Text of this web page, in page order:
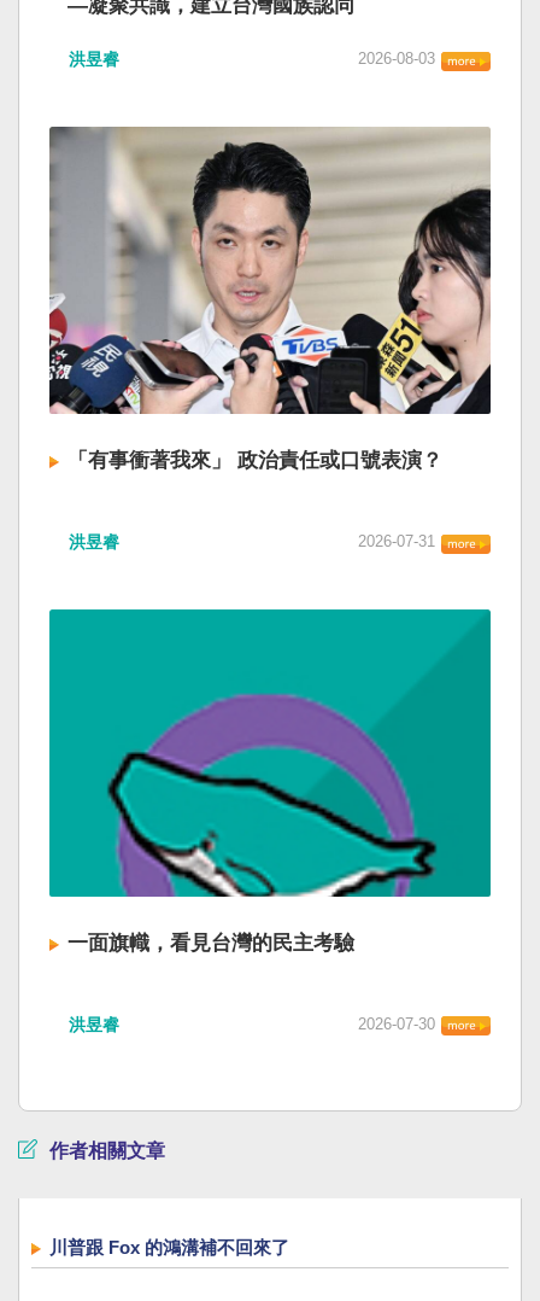
—凝聚共識，建立台灣國族認同
洪昱睿 2026-08-03
「有事衝著我來」 政治責任或口號表演？
洪昱睿 2026-07-31
一面旗幟，看見台灣的民主考驗
洪昱睿 2026-07-30
作者相關文章
川普跟 Fox 的鴻溝補不回來了